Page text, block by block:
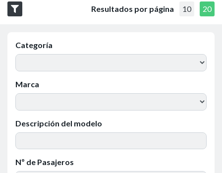
Resultados por página 10 20
Categoría
Marca
Descripción del modelo
Nº de Pasajeros